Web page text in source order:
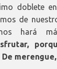
doblete
de
hará